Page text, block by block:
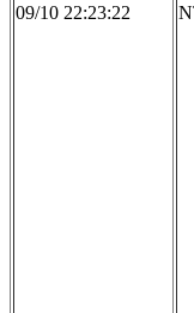
09/10 22:23:22